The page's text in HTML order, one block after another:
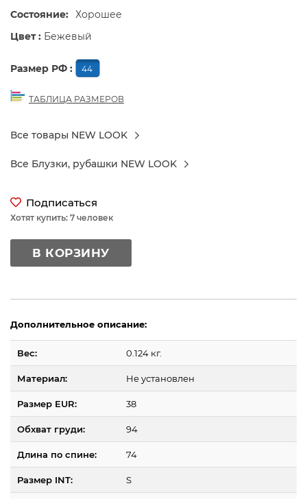
Состояние: Хорошее
Цвет : Бежевый
Размер РФ : 44
ТАБЛИЦА РАЗМЕРОВ
Все товары NEW LOOK
Все Блузки, рубашки NEW LOOK
Подписаться
Хотят купить: 7 человек
В КОРЗИНУ
Дополнительное описание:
Вес: 0.124 кг.
Материал: Не установлен
Размер EUR: 38
Обхват груди: 94
Длина по спине: 74
Размер INT: S